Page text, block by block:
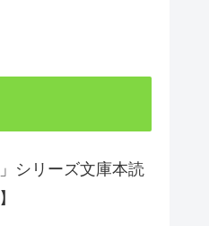
シリーズ文庫本読